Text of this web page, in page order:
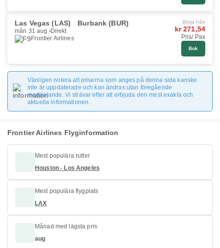
Las Vegas (LAS) Burbank (BUR)
mån 31 aug. Direkt
Frontier Airlines
Börja från
kr 271,54
Pris/ Pax
Bok
Vänligen notera att priserna som anges på denna sida kanske
inte är uppdaterade och kan ändras utan föregående
meddelande. Vi strävar efter att erbjuda den mest exakta och
aktuella informationen.
Frontier Airlines Flyginformation
Mest populära rutter
Houston - Los Angeles
Mest populära flygplats
LAX
Månad med lägsta pris
aug